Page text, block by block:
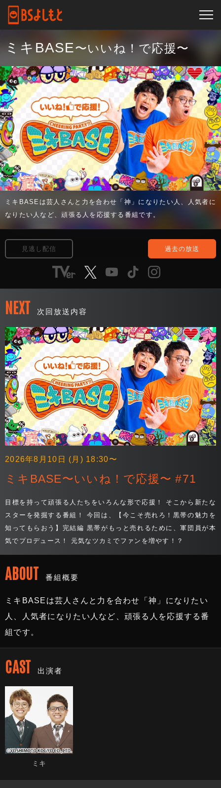
ミキBASE〜いいね！で応援〜
ミキBASEは芸人さんと力を合わせ「神」になりたい人、人気者に
なりたい人など、頑張る人を応援する番組です。
見逃し配信 過去の放送
NEXT 次回放送内容
2026年8月10日 (月) 18:30〜
ミキBASE〜いいね！で応援〜 #71
目標を持って頑張る人たちをいろんな形で応援！ そこから新たな
スターを発掘する番組！ 今回は、【今こそ売れろ！黒帯の魅力を
知ってもらおう】完結編 黒帯がもっと売れるために、軍団員が本
気でプロデュース！ 元気なツカミでファンを増やす！？
ABOUT 番組概要
ミキBASEは芸人さんと力を合わせ「神」になりたい
人、人気者になりたい人など、頑張る人を応援する番
組です。
CAST 出演者
ミキ